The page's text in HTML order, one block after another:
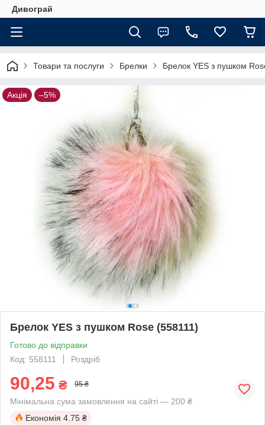
Дивограй
Товари та послуги Брелки Брелок YES з пушком
Акція –5%
Брелок YES з пушком Rose (558111)
Готово до відправки
Код: 558111
Роздріб
90,25 ₴ 95 ₴
Мінімальна сума замовлення на сайті — 200 ₴
Економія 4.75 ₴